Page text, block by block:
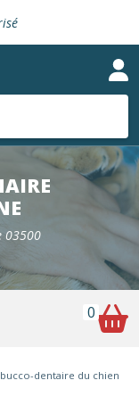
vétérinaire
03500
0
dentaire du chien